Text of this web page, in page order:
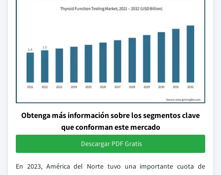
Obtenga más información sobre los segmentos clave
que conforman este mercado
Descargar PDF Gratis
En 2023, América del Norte tuvo una importante cuota de